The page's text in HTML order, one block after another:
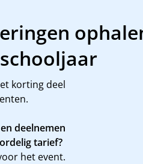
korting deel
deelnemen
tarief?
het event.